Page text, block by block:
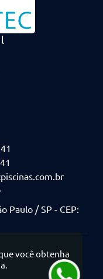
Paulo / SP - CEP:
você obtenha